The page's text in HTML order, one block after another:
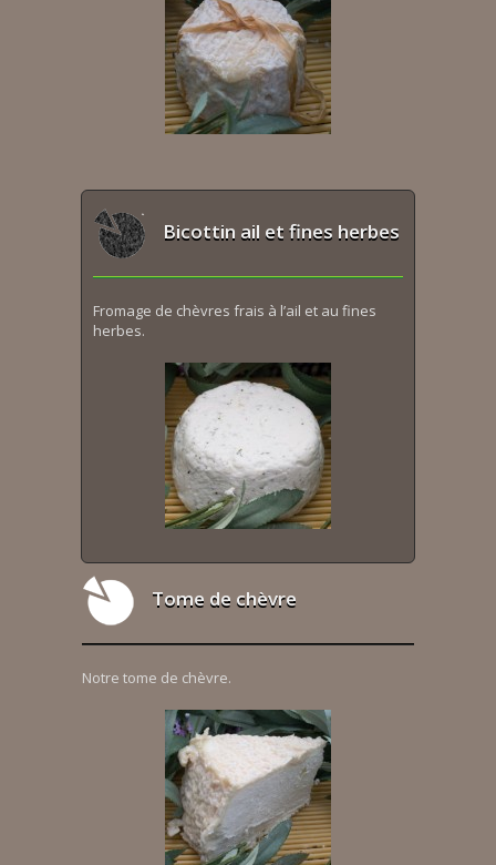
Bicottin ail et fines herbes
Fromage de chèvres frais à l’ail et au fines
herbes.
Tome de chèvre
Notre tome de chèvre.